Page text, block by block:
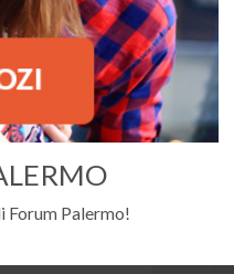
Forum Palermo!